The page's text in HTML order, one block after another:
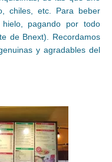
chiles, etc. Para beber
pagando por todo
de Bnext). Recordamos
y agradables del